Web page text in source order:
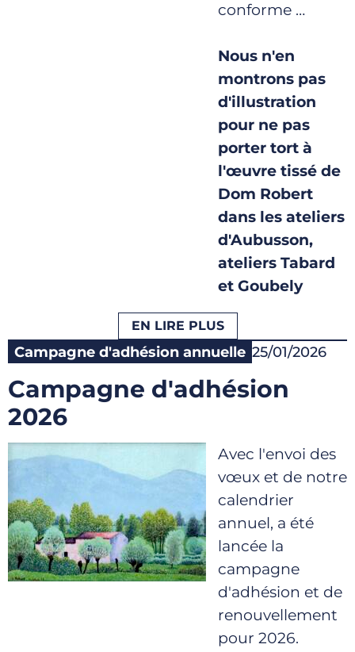
conforme …
Nous n'en
montrons pas
d'illustration
pour ne pas
porter tort à
l'œuvre tissé de
Dom Robert
dans les ateliers
d'Aubusson,
ateliers Tabard
et Goubely
EN LIRE PLUS
Campagne d'adhésion annuelle 25/01/2026
Campagne d'adhésion
2026
Avec l'envoi des
vœux et de notre
calendrier
annuel, a été
lancée la
campagne
d'adhésion et de
renouvellement
pour 2026.